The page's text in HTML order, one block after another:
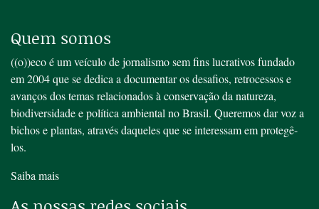
Quem somos
((o))eco é um veículo de jornalismo sem fins lucrativos fundado
em 2004 que se dedica a documentar os desafios, retrocessos e
avanços dos temas relacionados à conservação da natureza,
biodiversidade e política ambiental no Brasil. Queremos dar voz a
bichos e plantas, através daqueles que se interessam em protegê-
los.
Saiba mais